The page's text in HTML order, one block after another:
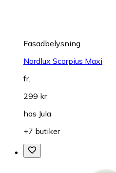
Fasadbelysning
Nordlux Scorpius Maxi
fr.
299 kr
hos Jula
+7 butiker